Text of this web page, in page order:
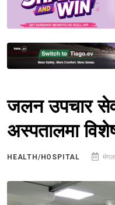
जलन उपचार
अस्पतालमा
HEALTH/HOSPITAL